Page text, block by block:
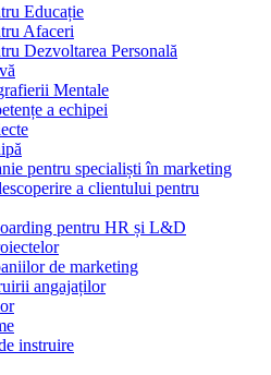
Educație
Afaceri
Dezvoltarea Personală
Mentale
a echipei
pentru specialiști în marketing
a clientului pentru
pentru HR și L&D
de marketing
angajaților
instruire